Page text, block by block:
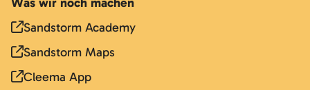
Sandstorm Academy
Sandstorm Maps
Cleema App